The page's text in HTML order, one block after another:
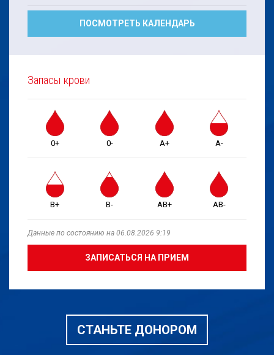
ПОСМОТРЕТЬ КАЛЕНДАРЬ
Запасы крови
0+ 0- A+ A-
B+ B- AB+ AB-
Данные по состоянию на 06.08.2026 9:19
ЗАПИСАТЬСЯ НА ПРИЕМ
СТАНЬТЕ ДОНОРОМ